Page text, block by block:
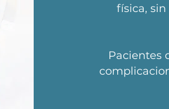
física,
Pacientes